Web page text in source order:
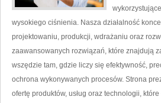
wysokiego ciśnienia. Nasza działalność
projektowaniu, produkcji, wdrażaniu oraz
zaawansowanych rozwiązań, które znajdują
wszędzie tam, gdzie liczy się efektywność,
ochrona wykonywanych procesów. Strona
ofertę produktów, usług oraz technologii,